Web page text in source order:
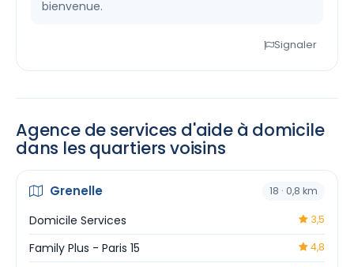
bienvenue.
Signaler
Agence de services d'aide à domicile
dans les quartiers voisins
Grenelle 18 · 0,8 km
Domicile Services 3,5
Family Plus - Paris 15 4,8